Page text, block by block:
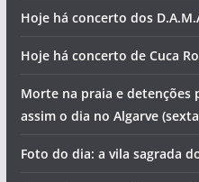
Hoje há concerto dos
Hoje há concerto de Cuca
Morte na praia e detenções
assim o dia no Algarve
Foto do dia: a vila sagrada